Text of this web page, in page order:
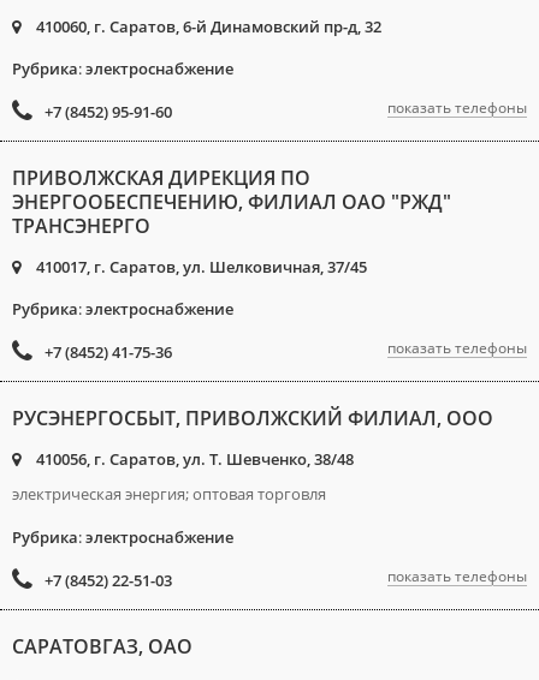
410060, г. Саратов, 6-й Динамовский пр-д, 32
Рубрика:электроснабжение
+7 (8452) 95-91-60
показать телефоны
ПРИВОЛЖСКАЯ ДИРЕКЦИЯ ПО
ЭНЕРГООБЕСПЕЧЕНИЮ, ФИЛИАЛ ОАО "РЖД"
ТРАНСЭНЕРГО
410017, г. Саратов, ул. Шелковичная, 37/45
Рубрика:электроснабжение
+7 (8452) 41-75-36
показать телефоны
РУСЭНЕРГОСБЫТ, ПРИВОЛЖСКИЙ ФИЛИАЛ, ООО
410056, г. Саратов, ул. Т. Шевченко, 38/48
электрическая энергия; оптовая торговля
Рубрика:электроснабжение
+7 (8452) 22-51-03
показать телефоны
САРАТОВГАЗ, ОАО